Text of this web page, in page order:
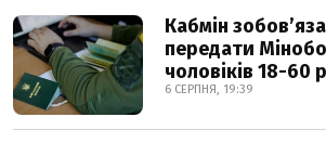
Кабмін
передати
чоловіків 18-60
6 СЕРПНЯ, 19:39